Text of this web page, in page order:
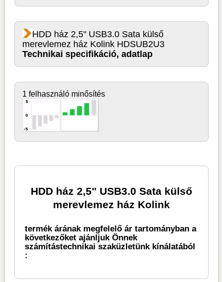
HDD ház 2,5" USB3.0 Sata külső
merevlemez ház Kolink HDSUB2U3
Technikai specifikáció, adatlap
1 felhasználó minősítés
HDD ház 2,5" USB3.0 Sata külső
merevlemez ház Kolink
termék árának megfelelő ár tartományban a
következőket ajánljuk Önnek
számítástechnikai szaküzletünk kínálatából
: